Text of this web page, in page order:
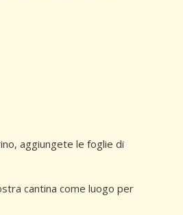
aggiungete le foglie di
cantina come luogo per